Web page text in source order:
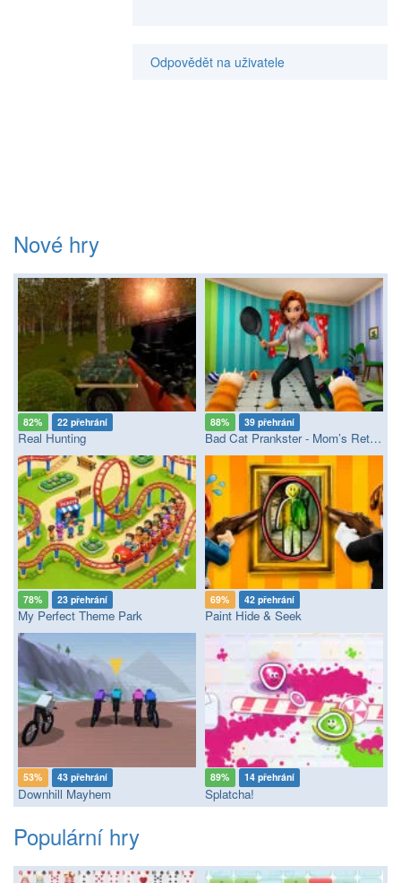
Odpovědět na uživatele
Nové hry
82% 22 přehrání
Real Hunting
88% 39 přehrání
Bad Cat Prankster - Mom’s Return
78% 23 přehrání
My Perfect Theme Park
69% 42 přehrání
Paint Hide & Seek
53% 43 přehrání
Downhill Mayhem
89% 14 přehrání
Splatcha!
Populární hry